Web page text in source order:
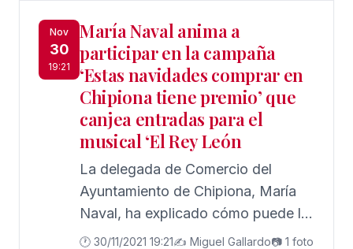
Nov
30
19:21
María Naval anima a
participar en la campaña
‘Estas navidades comprar en
Chipiona tiene premio’ que
canjea entradas para el
musical ‘El Rey León
La delegada de Comercio del
Ayuntamiento de Chipiona, María
Naval, ha explicado cómo puede la
ciudadanía participar en la campaña
🕐 30/11/2021 19:21✍️ Miguel Gallardo📷 1 foto